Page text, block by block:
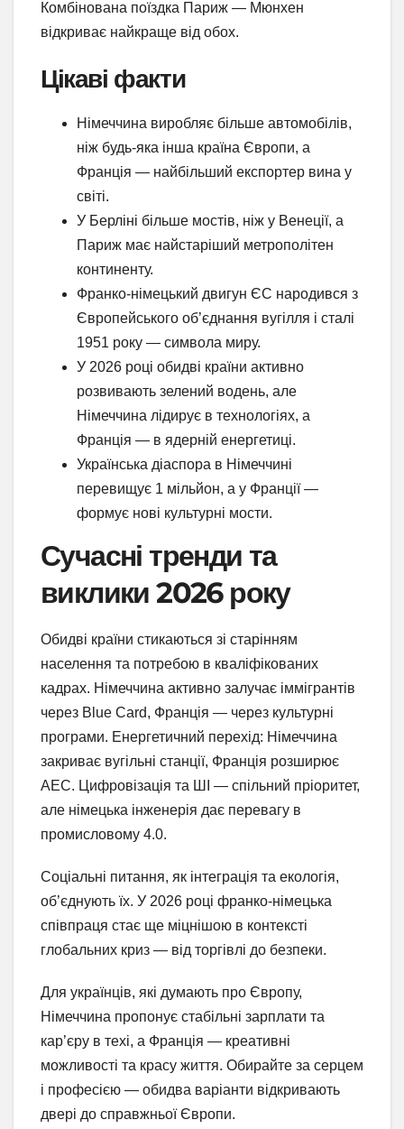
Комбінована поїздка Париж — Мюнхен
відкриває найкраще від обох.
Цікаві факти
Німеччина виробляє більше автомобілів,
ніж будь-яка інша країна Європи, а
Франція — найбільший експортер вина у
світі.
У Берліні більше мостів, ніж у Венеції, а
Париж має найстаріший метрополітен
континенту.
Франко-німецький двигун ЄС народився з
Європейського об’єднання вугілля і сталі
1951 року — символа миру.
У 2026 році обидві країни активно
розвивають зелений водень, але
Німеччина лідирує в технологіях, а
Франція — в ядерній енергетиці.
Українська діаспора в Німеччині
перевищує 1 мільйон, а у Франції —
формує нові культурні мости.
Сучасні тренди та
виклики 2026 року
Обидві країни стикаються зі старінням
населення та потребою в кваліфікованих
кадрах. Німеччина активно залучає іммігрантів
через Blue Card, Франція — через культурні
програми. Енергетичний перехід: Німеччина
закриває вугільні станції, Франція розширює
АЕС. Цифровізація та ШІ — спільний пріоритет,
але німецька інженерія дає перевагу в
промисловому 4.0.
Соціальні питання, як інтеграція та екологія,
об’єднують їх. У 2026 році франко-німецька
співпраця стає ще міцнішою в контексті
глобальних криз — від торгівлі до безпеки.
Для українців, які думають про Європу,
Німеччина пропонує стабільні зарплати та
кар’єру в техі, а Франція — креативні
можливості та красу життя. Обирайте за серцем
і професією — обидва варіанти відкривають
двері до справжньої Європи.